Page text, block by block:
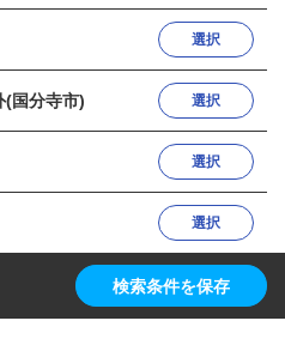
選択
(国分寺市) 選択
選択
選択
検索条件を保存